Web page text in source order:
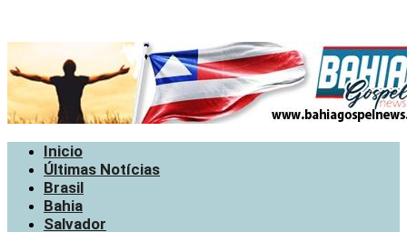
Inicio
Últimas Notícias
Brasil
Bahia
Salvador